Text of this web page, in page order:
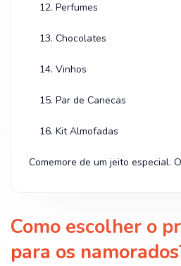
12. Perfumes
13. Chocolates
14. Vinhos
15. Par de Canecas
16. Kit Almofadas
Comemore de um jeito especial.
Como escolher o
para os